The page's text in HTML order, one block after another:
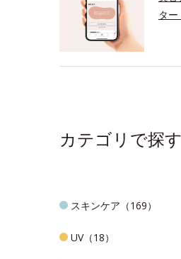
ター
カテゴリで探す
スキンケア（169）
UV（18）